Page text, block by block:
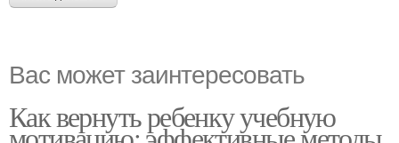
Вас может заинтересовать
Как вернуть ребенку учебную